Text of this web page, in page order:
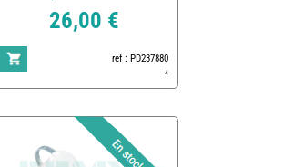
26,00 €
ref : PD237880
4